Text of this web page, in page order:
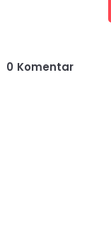
0 Komentar